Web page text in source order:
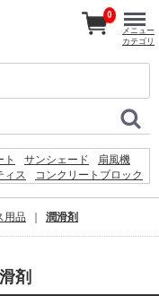
ト サンシェード
扇風機
ィス
コンクリートブロック
テン
0
メニュー
カテゴリ
用品 潤滑剤
剤